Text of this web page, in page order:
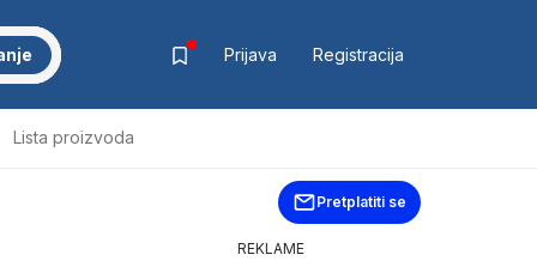
Prijava Registracija
Lista proizvoda
Pretplatiti se
REKLAME